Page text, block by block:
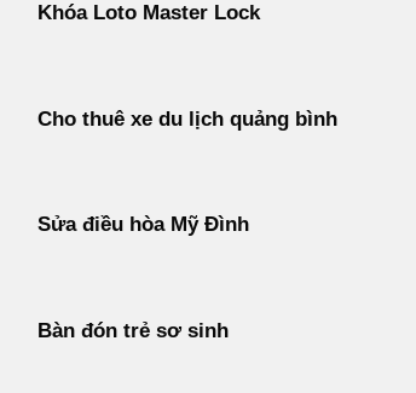
Khóa Loto Master Lock
Cho thuê xe du lịch quảng bình
Sửa điều hòa Mỹ Đình
Bàn đón trẻ sơ sinh